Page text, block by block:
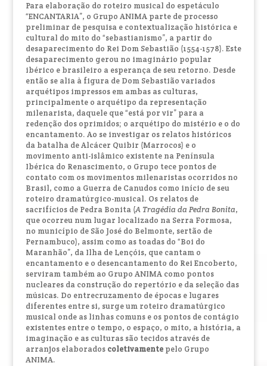
Para elaboração do roteiro musical do espetáculo
“ENCANTARIA”, o Grupo ANIMA parte de processo
preliminar de pesquisa e contextualização histórica e
cultural do mito do “sebastianismo”, a partir do
desaparecimento do Rei Dom Sebastião (1554-1578). Este
desaparecimento gerou no imaginário popular
ibérico e brasileiro a esperança de seu retorno. Desde
então se alia à figura de Dom Sebastião variados
arquétipos impressos em ambas as culturas,
principalmente o arquétipo da representação
milenarista, daquele que “está por vir” para a
redenção dos oprimidos; o arquétipo do mistério e o do
encantamento. Ao se investigar os relatos históricos
da batalha de Alcácer Quibir (Marrocos) e o
movimento anti-islâmico existente na Península
Ibérica do Renascimento, o Grupo tece pontos de
contato com os movimentos milenaristas ocorridos no
Brasil, como a Guerra de Canudos como início de seu
roteiro dramatúrgico-musical. Os relatos de
sacrifícios de Pedra Bonita (A Tragédia da Pedra Bonita,
que ocorreu num lugar localizado na Serra Formosa,
no município de São José do Belmonte, sertão de
Pernambuco), assim como as toadas do “Boi do
Maranhão”, da Ilha de Lençóis, que cantam o
encantamento e o desencantamento do Rei Encoberto,
serviram também ao Grupo ANIMA como pontos
nucleares da construção do repertório e da seleção das
músicas. Do entrecruzamento de épocas e lugares
diferentes entre si, surge um roteiro dramatúrgico
musical onde as linhas comuns e os pontos de contágio
existentes entre o tempo, o espaço, o mito, a história, a
imaginação e as culturas são tecidos através de
arranjos elaborados coletivamentepelo Grupo
ANIMA.